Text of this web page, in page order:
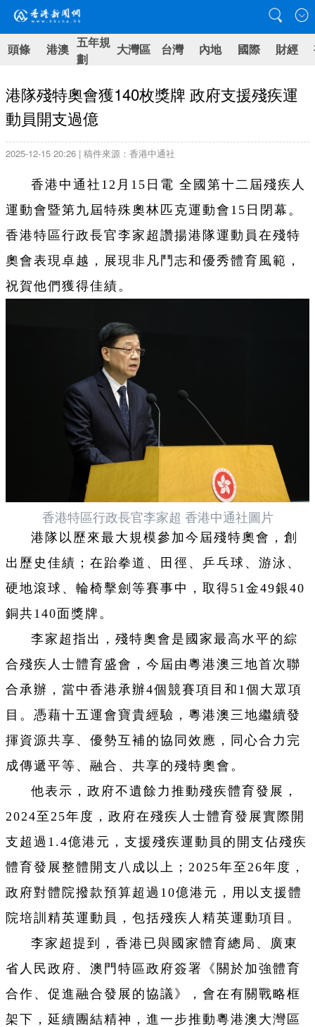
頭條 港澳 五年規
劃
大灣區 台灣 內地 國際 財經
港隊殘特奧會獲140枚獎牌 政府支援殘疾運
動員開支過億
2025-12-15 20:26 | 稿件來源：香港中通社
香港中通社12月15日電 全國第十二屆殘疾人
運動會暨第九屆特殊奧林匹克運動會15日閉幕。
香港特區行政長官李家超讚揚港隊運動員在殘特
奧會表現卓越，展現非凡鬥志和優秀體育風範，
祝賀他們獲得佳績。
香港特區行政長官李家超 香港中通社圖片
港隊以歷來最大規模參加今屆殘特奧會，創
出歷史佳績；在跆拳道、田徑、乒乓球、游泳、
硬地滾球、輪椅擊劍等賽事中，取得51金49銀40
銅共140面獎牌。
李家超指出，殘特奧會是國家最高水平的綜
合殘疾人士體育盛會，今屆由粵港澳三地首次聯
合承辦，當中香港承辦4個競賽項目和1個大眾項
目。憑藉十五運會寶貴經驗，粵港澳三地繼續發
揮資源共享、優勢互補的協同效應，同心合力完
成傳遞平等、融合、共享的殘特奧會。
他表示，政府不遺餘力推動殘疾體育發展，
2024至25年度，政府在殘疾人士體育發展實際開
支超過1.4億港元，支援殘疾運動員的開支佔殘疾
體育發展整體開支八成以上；2025年至26年度，
政府對體院撥款預算超過10億港元，用以支援體
院培訓精英運動員，包括殘疾人精英運動項目。
李家超提到，香港已與國家體育總局、廣東
省人民政府、澳門特區政府簽署《關於加強體育
合作、促進融合發展的協議》，會在有關戰略框
架下，延續團結精神，進一步推動粵港澳大灣區